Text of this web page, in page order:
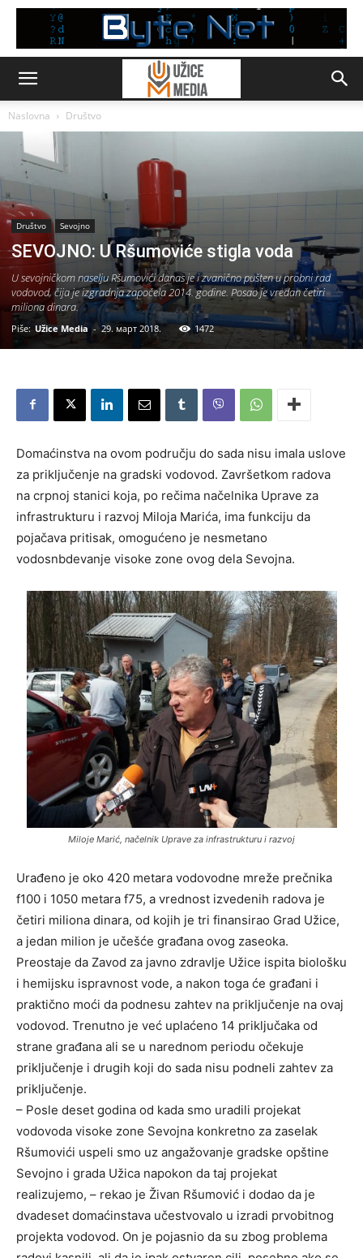
Naslovna Društvo
Društvo Sevojno
SEVOJNO: U Ršumoviće stigla voda
U sevojničkom naselju Ršumovići danas je i zvanično pušten u probni rad
vodovod, čija je izgradnja započela 2014. godine. Posao je vredan četiri
miliona dinara.
Piše: Užice Media - 29. март 2018. 1472
Domaćinstva na ovom području do sada nisu imala uslove
za priključenje na gradski vodovod. Završetkom radova
na crpnoj stanici koja, po rečima načelnika Uprave za
infrastrukturu i razvoj Miloja Marića, ima funkciju da
pojačava pritisak, omogućeno je nesmetano
vodosnbdevanje visoke zone ovog dela Sevojna.
Miloje Marić, načelnik Uprave za infrastrukturu i razvoj
Urađeno je oko 420 metara vodovodne mreže prečnika
f100 i 1050 metara f75, a vrednost izvedenih radova je
četiri miliona dinara, od kojih je tri finansirao Grad Užice,
a jedan milion je učešće građana ovog zaseoka.
Preostaje da Zavod za javno zdravlje Užice ispita biološku
i hemijsku ispravnost vode, a nakon toga će građani i
praktično moći da podnesu zahtev na priključenje na ovaj
vodovod. Trenutno je već uplaćeno 14 priključaka od
strane građana ali se u narednom periodu očekuje
priključenje i drugih koji do sada nisu podneli zahtev za
priključenje.
– Posle deset godina od kada smo uradili projekat
vodovoda visoke zone Sevojna konkretno za zaselak
Ršumovići uspeli smo uz angažovanje gradske opštine
Sevojno i grada Užica napokon da taj projekat
realizujemo, – rekao je Živan Ršumović i dodao da je
dvadeset domaćinstava učestvovalo u izradi prvobitnog
projekta vodovod. On je pojasnio da su zbog problema